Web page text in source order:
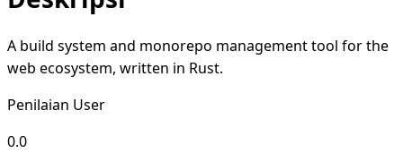
A build system and monorepo management tool for the
web ecosystem, written in Rust.
Penilaian User
0.0